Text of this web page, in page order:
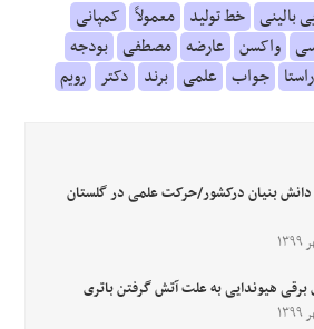
بالینی خط تولید معمولاً کمپانی
واکسن عارضه مصطفی بودجه
راستا جواب علمی برند دکتر رویم
شرکت دانش بنیان درکشور/حرکت علمی در گلستان
هیوندایی به علت آتش گرفتن باتری